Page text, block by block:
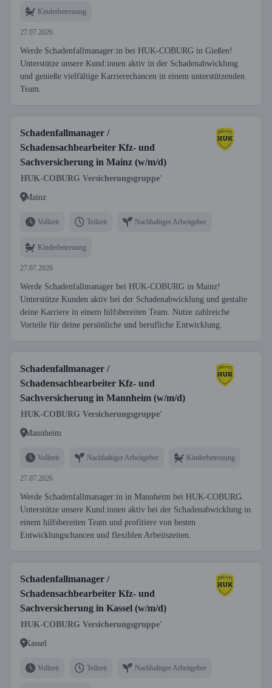
Kinderbetreuung
27.07.2026
Werde Schadenfallmanager:in bei HUK-COBURG in Gießen!
Unterstütze unsere Kund:innen aktiv in der Schadenabwicklung
und genieße vielfältige Karrierechancen in einem unterstützenden
Team.
Schadenfallmanager /
Schadensachbearbeiter Kfz- und
Sachversicherung in Mainz (w/m/d)
HUK-COBURG Versicherungsgruppe'
Mainz
Vollzeit Teilzeit Nachhaltiger Arbeitgeber
Kinderbetreuung
27.07.2026
Werde Schadenfallmanager bei HUK-COBURG in Mainz!
Unterstütze Kunden aktiv bei der Schadenabwicklung und gestalte
deine Karriere in einem hilfsbereiten Team. Nutze zahlreiche
Vorteile für deine persönliche und berufliche Entwicklung.
Schadenfallmanager /
Schadensachbearbeiter Kfz- und
Sachversicherung in Mannheim (w/m/d)
HUK-COBURG Versicherungsgruppe'
Mannheim
Vollzeit Nachhaltiger Arbeitgeber Kinderbetreuung
27.07.2026
Werde Schadenfallmanager:in in Mannheim bei HUK-COBURG.
Unterstütze unsere Kund:innen aktiv bei der Schadenabwicklung in
einem hilfsbereiten Team und profitiere von besten
Entwicklungschancen und flexiblen Arbeitszeiten.
Schadenfallmanager /
Schadensachbearbeiter Kfz- und
Sachversicherung in Kassel (w/m/d)
HUK-COBURG Versicherungsgruppe'
Kassel
Vollzeit Teilzeit Nachhaltiger Arbeitgeber